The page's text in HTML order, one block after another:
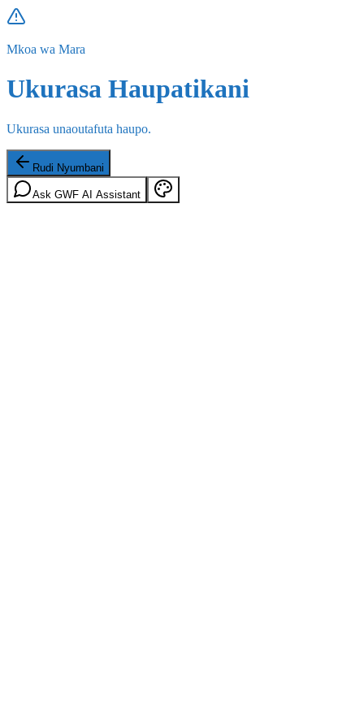
Mkoa wa Mara
Ukurasa Haupatikani
Ukurasa unaoutafuta haupo.
Rudi Nyumbani
Ask GWF AI Assistant